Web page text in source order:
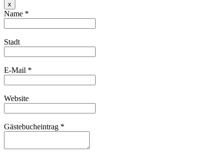
x
Name *
Stadt
E-Mail *
Website
Gästebucheintrag *